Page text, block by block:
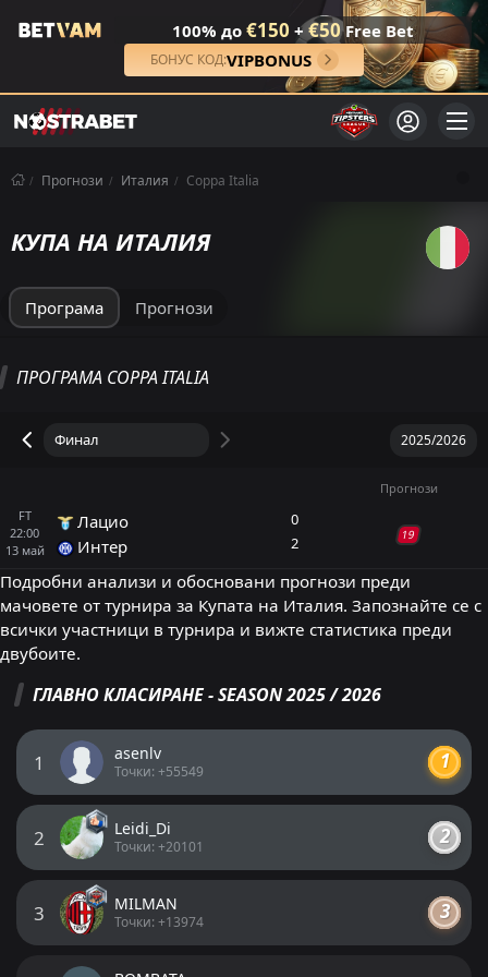
100% до €150 + €50Free Bet
БОНУС КОД:VIPBONUS
Прогнози Италия Coppa Italia
КУПА НА ИТАЛИЯ
Програма Прогнози
ПРОГРАМА COPPA ITALIA
Прогнози
FT
22:00
13 май
Лацио
Интер
0
2
19
ПРОГНОЗИ COPPA ITALIA
Лацио
Копа Италия, 13 май 22:00
Емануил Тодоров
PRO ТИПСТЪР
+97 Точки
преди 2 месеца
8.75 Точен Резултат: 0:2
Гост / гол-гол: не
+17 прогнози
ДОБАВИ КОМЕНТАР
Подробни анализи и обосновани прогнози преди
мачовете от турнира за Купата на Италия. Запознайте се с
всички участници в турнира и вижте статистика преди
двубоите.
ГЛАВНО КЛАСИРАНЕ - SEASON 2025 / 2026
1 asenlv
Точки: +55549
2 Leidi_Di
Точки: +20101
3 MILMAN
Точки: +13974